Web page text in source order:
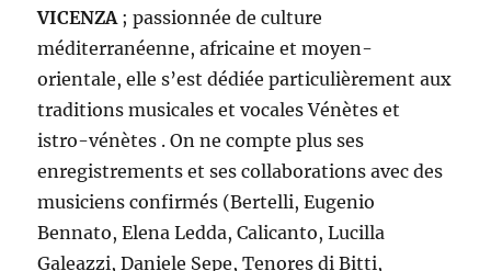
VICENZA ; passionnée de culture
méditerranéenne, africaine et moyen-
orientale, elle s’est dédiée particulièrement aux
traditions musicales et vocales Vénètes et
istro-vénètes . On ne compte plus ses
enregistrements et ses collaborations avec des
musiciens confirmés (Bertelli, Eugenio
Bennato, Elena Ledda, Calicanto, Lucilla
Galeazzi, Daniele Sepe, Tenores di Bitti,